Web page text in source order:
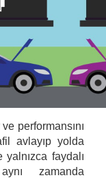
performansını
avlayıp yolda
yalnızca faydalı
zamanda